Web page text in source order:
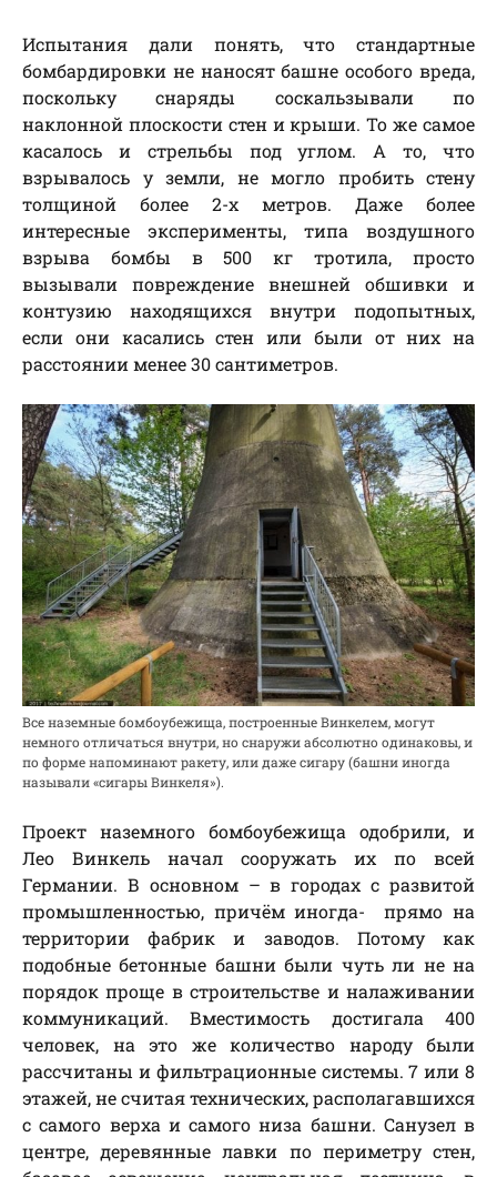
Испытания дали понять, что стандартные
бомбардировки не наносят башне особого вреда,
поскольку снаряды соскальзывали по
наклонной плоскости стен и крыши. То же самое
касалось и стрельбы под углом. А то, что
взрывалось у земли, не могло пробить стену
толщиной более 2-х метров. Даже более
интересные эксперименты, типа воздушного
взрыва бомбы в 500 кг тротила, просто
вызывали повреждение внешней обшивки и
контузию находящихся внутри подопытных,
если они касались стен или были от них на
расстоянии менее 30 сантиметров.
Все наземные бомбоубежища, построенные Винкелем, могут
немного отличаться внутри, но снаружи абсолютно одинаковы, и
по форме напоминают ракету, или даже сигару (башни иногда
называли «сигары Винкеля»).
Проект наземного бомбоубежища одобрили, и
Лео Винкель начал сооружать их по всей
Германии. В основном – в городах с развитой
промышленностью, причём иногда- прямо на
территории фабрик и заводов. Потому как
подобные бетонные башни были чуть ли не на
порядок проще в строительстве и налаживании
коммуникаций. Вместимость достигала 400
человек, на это же количество народу были
рассчитаны и фильтрационные системы. 7 или 8
этажей, не считая технических, располагавшихся
с самого верха и самого низа башни. Санузел в
центре, деревянные лавки по периметру стен,